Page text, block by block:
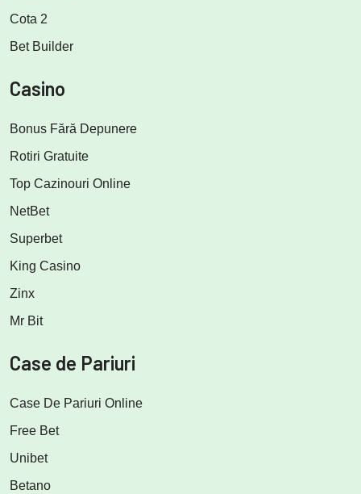
Cota 2
Bet Builder
Casino
Bonus Fără Depunere
Rotiri Gratuite
Top Cazinouri Online
NetBet
Superbet
King Casino
Zinx
Mr Bit
Case de Pariuri
Case De Pariuri Online
Free Bet
Unibet
Betano